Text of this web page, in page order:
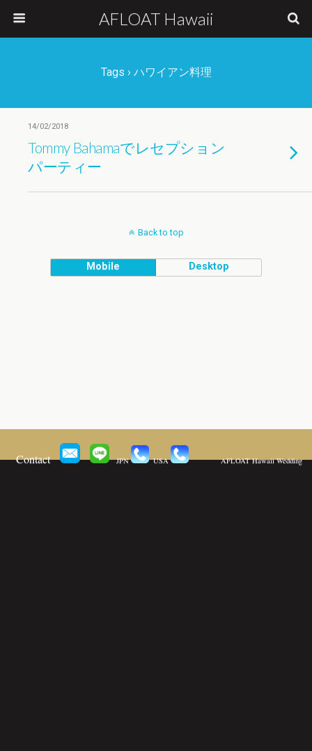
AFLOAT Hawaii
Tags › ハワイアン料理
14/02/2018
Tommy Bahamaでレセプション
パーティー
Back to top
Mobile Desktop
Contact JPN USA AFLOAT Hawaii